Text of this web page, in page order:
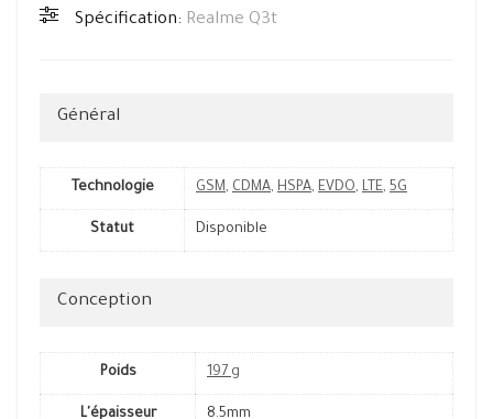
Spécification: Realme Q3t
Général
Technologie GSM, CDMA, HSPA, EVDO, LTE, 5G
Statut Disponible
Conception
Poids 197 g
L'épaisseur 8.5mm